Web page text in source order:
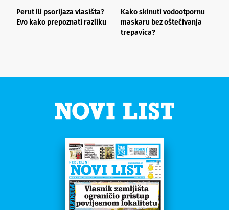
Perut ili psorijaza vlasišta?
Evo kako prepoznati razliku
Kako skinuti vodootpornu
maskaru bez oštećivanja
trepavica?